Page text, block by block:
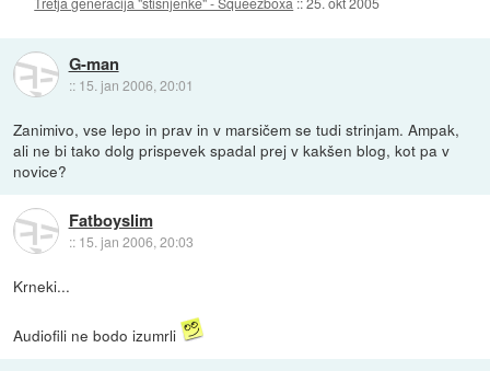
G-man
:: 15. jan 2006, 20:01
Zanimivo, vse lepo in prav in v marsičem se tudi strinjam. Ampak,
ali ne bi tako dolg prispevek spadal prej v kakšen blog, kot pa v
novice?
Fatboyslim
:: 15. jan 2006, 20:03
Krneki...
Audiofili ne bodo izumrli